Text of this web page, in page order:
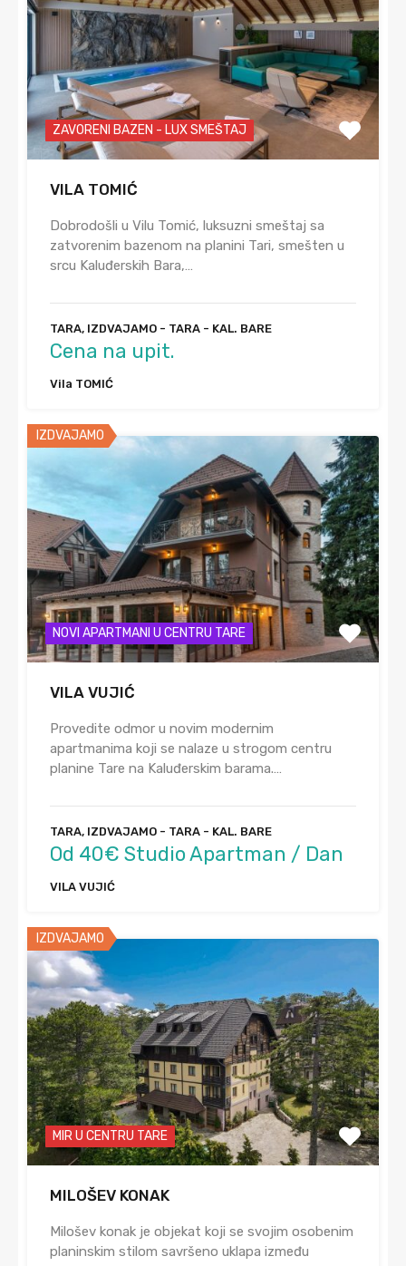
ZAVORENI BAZEN - LUX SMEŠTAJ
VILA TOMIĆ
Dobrodošli u Vilu Tomić, luksuzni smeštaj sa
zatvorenim bazenom na planini Tari, smešten u
srcu Kaluđerskih Bara,…
TARA, IZDVAJAMO - TARA - KAL. BARE
Cena na upit.
Vila TOMIĆ
IZDVAJAMO
NOVI APARTMANI U CENTRU TARE
VILA VUJIĆ
Provedite odmor u novim modernim
apartmanima koji se nalaze u strogom centru
planine Tare na Kaluđerskim barama.…
TARA, IZDVAJAMO - TARA - KAL. BARE
Od 40€ Studio Apartman / Dan
VILA VUJIĆ
IZDVAJAMO
MIR U CENTRU TARE
MILOŠEV KONAK
Milošev konak je objekat koji se svojim osobenim
planinskim stilom savršeno uklapa između